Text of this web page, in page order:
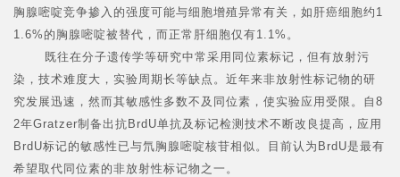
胸腺嘧啶竞争掺入的强度可能与细胞增殖异常有关，如肝癌细胞约1
1.6%的胸腺嘧啶被替代，而正常肝细胞仅有1.1%。
既往在分子遗传学等研究中常采用同位素标记，但有放射污
染，技术难度大，实验周期长等缺点。近年来非放射性标记物的研
究发展迅速，然而其敏感性多数不及同位素，使实验应用受限。自8
2年Gratzer制备出抗BrdU单抗及标记检测技术不断改良提高，应用
BrdU标记的敏感性已与氘胸腺嘧啶核苷相似。目前认为BrdU是最有
希望取代同位素的非放射性标记物之一。